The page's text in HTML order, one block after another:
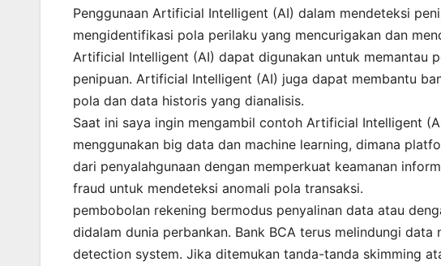
Penggunaan Artificial Intelligent (AI) dalam mendeteksi
mengidentifikasi pola perilaku yang mencurigakan dan
Artificial Intelligent (AI) dapat digunakan untuk memantau
penipuan. Artificial Intelligent (AI) juga dapat membantu
pola dan data historis yang dianalisis.
Saat ini saya ingin mengambil contoh Artificial Intelligent
menggunakan big data dan machine learning, dimana
dari penyalahgunaan dengan memperkuat keamanan
fraud untuk mendeteksi anomali pola transaksi.
pembobolan rekening bermodus penyalinan data atau
didalam dunia perbankan. Bank BCA terus melindungi
detection system. Jika ditemukan tanda-tanda skimming